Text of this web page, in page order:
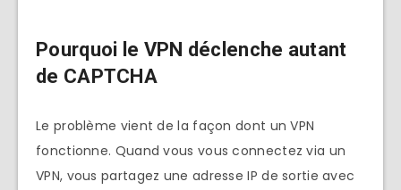
Pourquoi le VPN déclenche autant
de CAPTCHA
Le problème vient de la façon dont un VPN
fonctionne. Quand vous vous connectez via un
VPN, vous partagez une adresse IP de sortie avec